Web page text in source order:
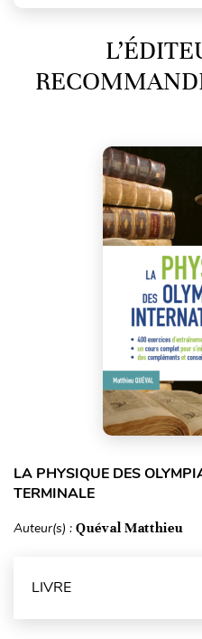
LA PHYSIQUE DES
TERMINALE
Auteur(s) : Quéval Matthieu
LIVRE